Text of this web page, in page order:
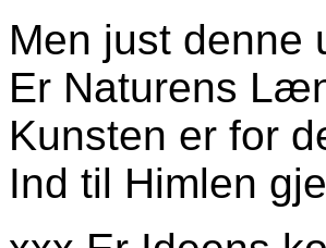
Men just denne
Er Naturens
Kunsten er for
Ind til Himlen